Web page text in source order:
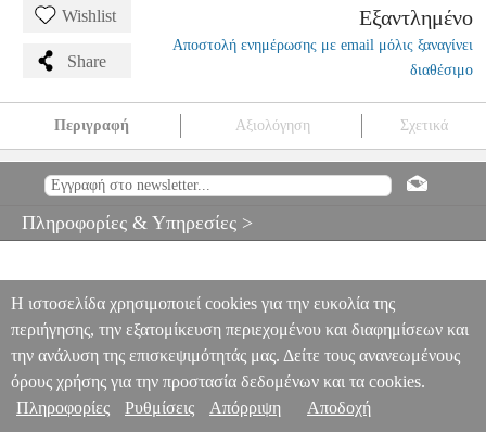
Wishlist
Share
Εξαντλημένο
Αποστολή ενημέρωσης με email μόλις ξαναγίνει
διαθέσιμο
Περιγραφή Αξιολόγηση Σχετικά
MSC.604921 SCHOTT SOHNE
ΜΟΥΣΙΚΑ
OP.3 NO.1
Πληροφορίες & Υπηρεσίες >
Η ιστοσελίδα χρησιμοποιεί cookies για την ευκολία της
περιήγησης, την εξατομίκευση περιεχομένου και διαφημίσεων και
την ανάλυση της επισκεψιμότητάς μας. Δείτε τους ανανεωμένους
όρους χρήσης για την προστασία δεδομένων και τα cookies.
Πληροφορίες
Ρυθμίσεις Απόρριψη Αποδοχή